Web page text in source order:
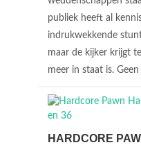
publiek heeft al
indrukwekkende
maar de kijker krijgt
meer in staat is. Geen
HARDCORE